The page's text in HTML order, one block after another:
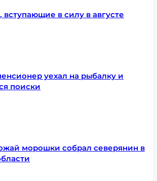
в силу в августе
уехал на рыбалку и
поиски
морошки собрал северянин в